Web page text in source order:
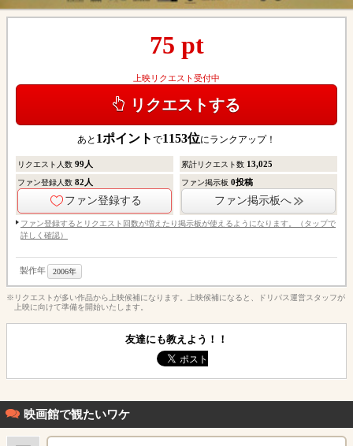
75 pt
上映リクエスト受付中
リクエストする
あと 1ポイント で1153位にランクアップ！
リクエスト人数 99人 累計リクエスト数 13,025
ファン登録人数 82人
ファン登録する
ファン掲示板0投稿
ファン掲示板へ
ファン登録するとリクエスト回数が増えたり掲示板が使えるようになります。（タップで
詳しく確認）
製作年 2006年
※リクエストが多い作品から上映候補になります。上映候補になると、ドリパス運営スタッフが
上映に向けて準備を開始いたします。
友達にも教えよう！！
映画館で観たいワケ